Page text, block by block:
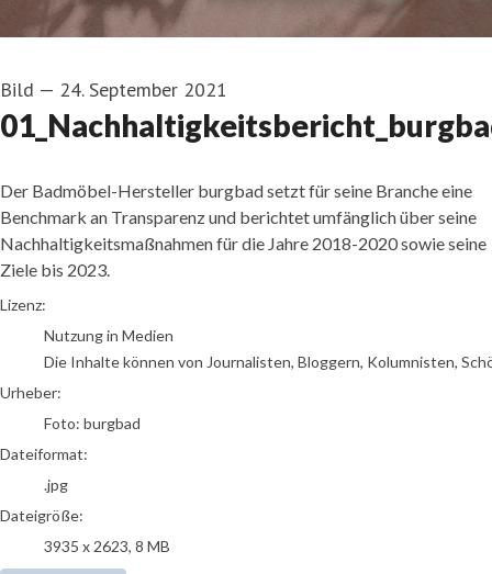
Bild — 24. September 2021
Der Badmöbel-Hersteller burgbad setzt für seine Branche eine
Benchmark an Transparenz und berichtet umfänglich über seine
Nachhaltigkeitsmaßnahmen für die Jahre 2018-2020 sowie seine
Ziele bis 2023.
Foto: burgbad
Lizenz:
Nutzung in Medien
Die Inhalte können von Journalisten, Bloggern, Kolumnisten,
Urheber:
Foto: burgbad
Dateiformat:
.jpg
Dateigröße:
3935 x 2623, 8 MB